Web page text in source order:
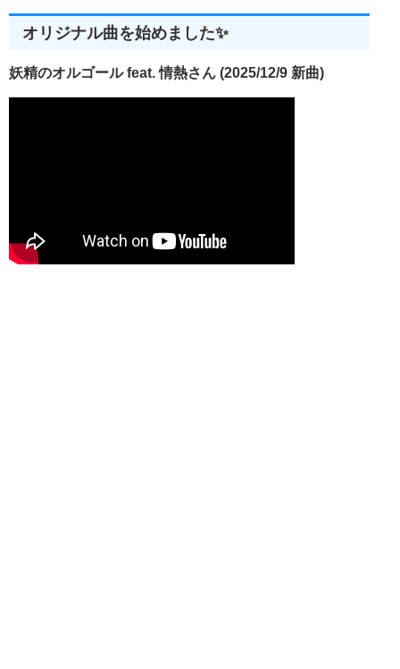
オリジナル曲を始めました✨
妖精のオルゴール feat. 情熱さん (2025/12/9 新曲)